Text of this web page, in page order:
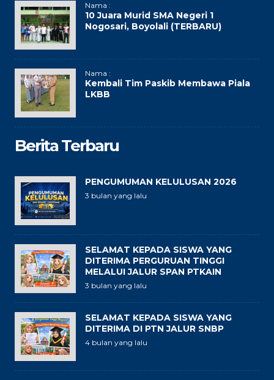
Nama :
10 Juara Murid SMA Negeri 1
Nogosari, Boyolali (TERBARU)
Nama :
Kembali Tim Paskib Membawa Piala
LKBB
Berita Terbaru
PENGUMUMAN KELULUSAN 2026
3 bulan yang lalu
SELAMAT KEPADA SISWA YANG
DITERIMA PERGURUAN TINGGI
MELALUI JALUR SPAN PTKAIN
3 bulan yang lalu
SELAMAT KEPADA SISWA YANG
DITERIMA DI PTN JALUR SNBP
4 bulan yang lalu